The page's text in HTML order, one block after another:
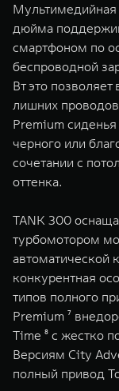
Мультимедийная
дюйма
смартфоном по
беспроводной
Вт это позволяет
лишних
Premium
черного или
сочетании с
оттенка.
TANK 300
турбомотором
автоматической
конкурентная
типов полного
Premium ⁷
Time ⁸ с жестко
Версиям City
полный привод